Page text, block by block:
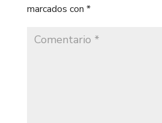
marcados con *